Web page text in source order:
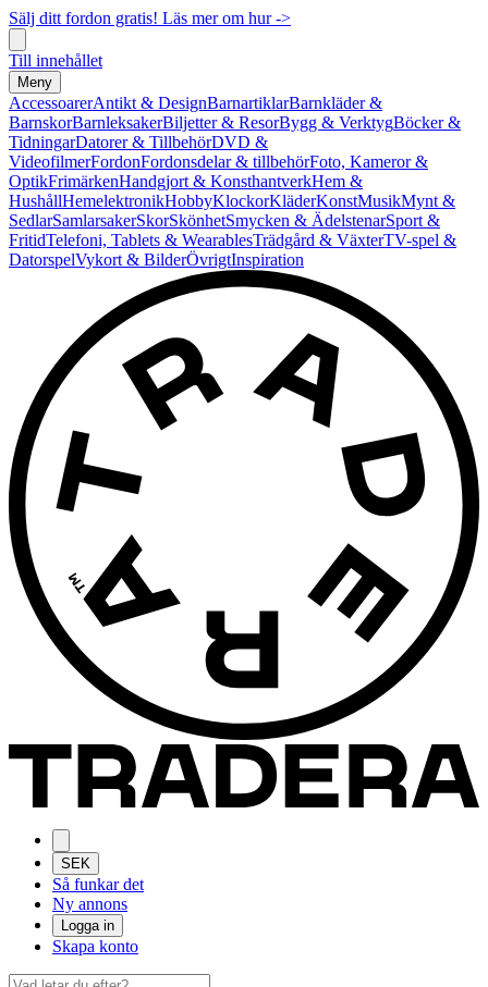
Sälj ditt fordon gratis! Läs mer om hur ->
Till innehållet
Meny
AccessoarerAntikt & DesignBarnartiklarBarnkläder &
BarnskorBarnleksakerBiljetter & ResorBygg & VerktygBöcker &
TidningarDatorer & TillbehörDVD &
VideofilmerFordonFordonsdelar & tillbehörFoto, Kameror &
OptikFrimärkenHandgjort & KonsthantverkHem &
HushållHemelektronikHobbyKlockorKläderKonstMusikMynt &
SedlarSamlarsakerSkorSkönhetSmycken & ÄdelstenarSport &
FritidTelefoni, Tablets & WearablesTrädgård & VäxterTV-spel &
DatorspelVykort & BilderÖvrigtInspiration
SEK
Så funkar det
Ny annons
Logga in
Skapa konto